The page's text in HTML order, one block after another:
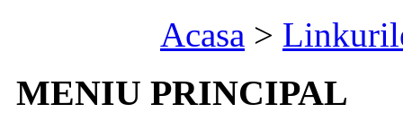
Acasa >
MENIU PRINCIPAL